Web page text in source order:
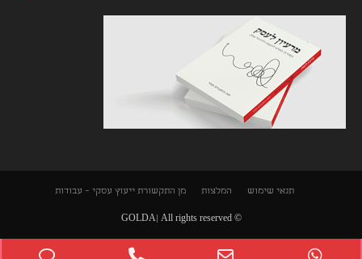
תנאי שימוש המלצות מן התקשורת ייעוץ עסקי – עבודות
© GOLDA| All rights reserved